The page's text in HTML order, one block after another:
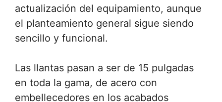
actualización del equipamiento, aunque
el planteamiento general sigue siendo
sencillo y funcional.
Las llantas pasan a ser de 15 pulgadas
en toda la gama, de acero con
embellecedores en los acabados